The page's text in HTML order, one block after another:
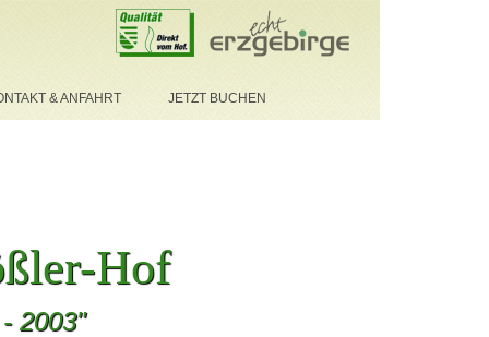
& ANFAHRT JETZT BUCHEN
Hof
2003"